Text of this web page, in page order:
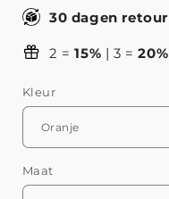
30 dagen retour
2 =15% | 3 =
Kleur
Maat